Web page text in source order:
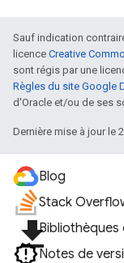
Sauf indication
licence Creative
sont régis par une
Règles du site Google
d'Oracle et/ou de ses
Dernière mise à jour le
Blog
Stack
file_downloadBibliothèques
Notes de